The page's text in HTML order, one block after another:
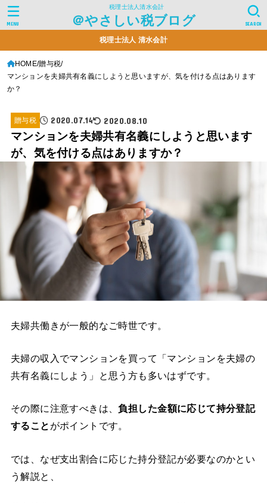
税理士法人清水会計
＠やさしい税ブログ SEARCH
MENU
税理士法人 清水会計
HOME 贈与税
マンションを夫婦共有名義にしようと思いますが、気を付ける点はあります
か？
贈与税 2020.07.14 2020.08.10
マンションを夫婦共有名義にしようと思います
が、気を付ける点はありますか？
夫婦共働きが一般的なご時世です。
夫婦の収入でマンションを買って「マンションを夫婦の
共有名義にしよう」と思う方も多いはずです。
その際に注意すべきは、負担した金額に応じて持分登記
すること がポイントです。
では、なぜ支出割合に応じた持分登記が必要なのかとい
う解説と、